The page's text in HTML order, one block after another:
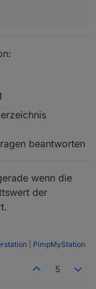
beantworten
wenn die
der
PimpMyStation
5